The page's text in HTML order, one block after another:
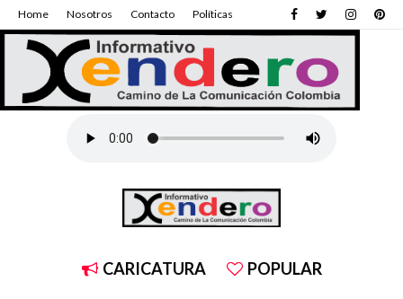
Home Nosotros Contacto Políticas
CARICATURA POPULAR